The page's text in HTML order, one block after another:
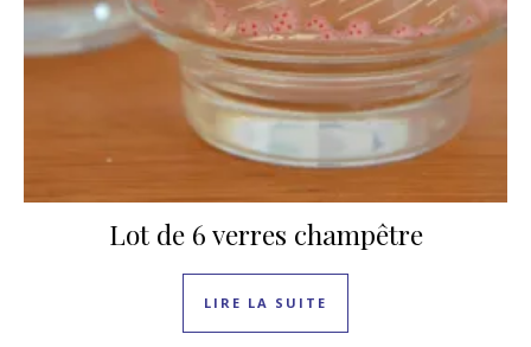
Lot de 6 verres champêtre
LIRE LA SUITE